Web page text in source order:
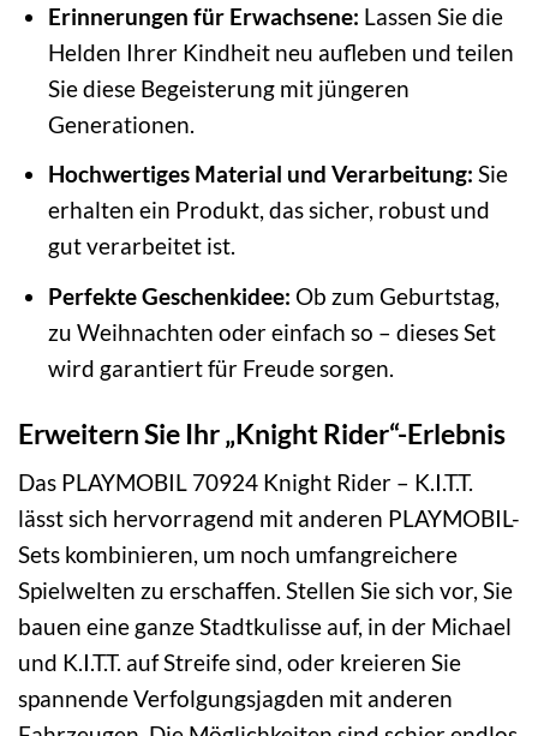
Erinnerungen für Erwachsene: Lassen Sie die
Helden Ihrer Kindheit neu aufleben und teilen
Sie diese Begeisterung mit jüngeren
Generationen.
Hochwertiges Material und Verarbeitung: Sie
erhalten ein Produkt, das sicher, robust und
gut verarbeitet ist.
Perfekte Geschenkidee: Ob zum Geburtstag,
zu Weihnachten oder einfach so – dieses Set
wird garantiert für Freude sorgen.
Erweitern Sie Ihr „Knight Rider“-Erlebnis
Das PLAYMOBIL 70924 Knight Rider – K.I.T.T.
lässt sich hervorragend mit anderen PLAYMOBIL-
Sets kombinieren, um noch umfangreichere
Spielwelten zu erschaffen. Stellen Sie sich vor, Sie
bauen eine ganze Stadtkulisse auf, in der Michael
und K.I.T.T. auf Streife sind, oder kreieren Sie
spannende Verfolgungsjagden mit anderen